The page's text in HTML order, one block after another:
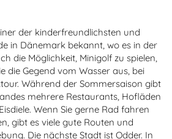
der kinderfreundlichsten und
in Dänemark bekannt, wo es in der
die Möglichkeit, Minigolf zu spielen,
die Gegend vom Wasser aus, bei
Während der Sommersaison gibt
mehrere Restaurants, Hofläden
Wenn Sie gerne Rad fahren
gibt es viele gute Routen und
Die nächste Stadt ist Odder. In